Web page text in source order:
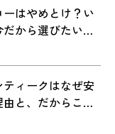
はやめとけ？い
から選びたい理
ィークはなぜ安
と、だからこそ